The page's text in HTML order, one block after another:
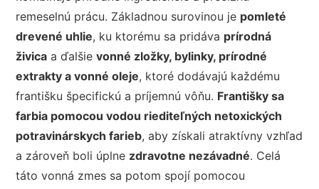
remeselnú prácu. Základnou surovinou je pomleté
drevené uhlie, ku ktorému sa pridáva prírodná
živica a ďalšievonné zložky, bylinky, prírodné
extrakty a vonné oleje, ktoré dodávajú každému
františku špecifickú a príjemnú vôňu. Františky sa
farbia pomocou vodou riediteľných netoxických
potravinárskych farieb, aby získali atraktívny vzhľad
a zároveň boli úplne zdravotne nezávadné. Celá
táto vonná zmes sa potom spojí pomocou